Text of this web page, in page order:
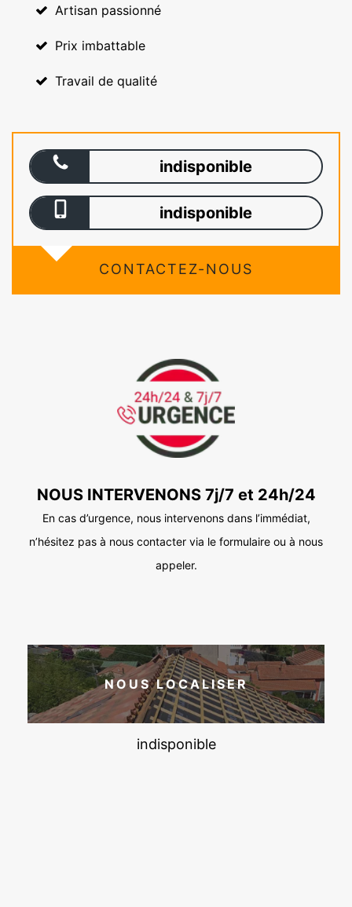
Artisan passionné
Prix imbattable
Travail de qualité
indisponible
indisponible
CONTACTEZ-NOUS
NOUS INTERVENONS 7j/7 et 24h/24
En cas d’urgence, nous intervenons dans l’immédiat,
n’hésitez pas à nous contacter via le formulaire ou à nous
appeler.
NOUS LOCALISER
indisponible